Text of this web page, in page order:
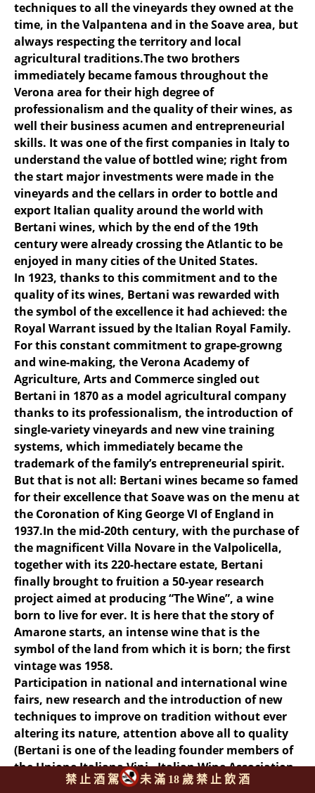
techniques to all the vineyards they owned at the
time, in the Valpantena and in the Soave area, but
always respecting the territory and local
agricultural traditions.The two brothers
immediately became famous throughout the
Verona area for their high degree of
professionalism and the quality of their wines, as
well their business acumen and entrepreneurial
skills. It was one of the first companies in Italy to
understand the value of bottled wine; right from
the start major investments were made in the
vineyards and the cellars in order to bottle and
export Italian quality around the world with
Bertani wines, which by the end of the 19th
century were already crossing the Atlantic to be
enjoyed in many cities of the United States.
In 1923, thanks to this commitment and to the
quality of its wines, Bertani was rewarded with
the symbol of the excellence it had achieved: the
Royal Warrant issued by the Italian Royal Family.
For this constant commitment to grape-growng
and wine-making, the Verona Academy of
Agriculture, Arts and Commerce singled out
Bertani in 1870 as a model agricultural company
thanks to its professionalism, the introduction of
single-variety vineyards and new vine training
systems, which immediately became the
trademark of the family’s entrepreneurial spirit.
But that is not all: Bertani wines became so famed
for their excellence that Soave was on the menu at
the Coronation of King George VI of England in
1937.In the mid-20th century, with the purchase of
the magnificent Villa Novare in the Valpolicella,
together with its 220-hectare estate, Bertani
finally brought to fruition a 50-year research
project aimed at producing “The Wine”, a wine
born to live for ever. It is here that the story of
Amarone starts, an intense wine that is the
symbol of the land from which it is born; the first
vintage was 1958.
Participation in national and international wine
fairs, new research and the introduction of new
techniques to improve on tradition without ever
altering its nature, attention above all to quality
(Bertani is one of the leading founder members of
the Unione Italiana Vini - Italian Wine Association -
, which boasts the largest wine analysis and
禁 止 酒 駕 未 滿 18 歲 禁 止 飲 酒